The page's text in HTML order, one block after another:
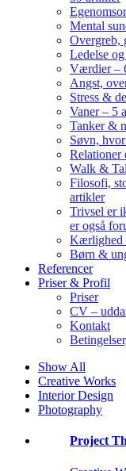
Mental
Overgreb,
Ledelse
Værdier –
Angst,
Stress &
Vaner – 5
Tanker &
Søvn,
Relationer
Walk &
Filosofi,
artikler
Trivsel er
er også
Kærlighed
Børn &
Referencer
Priser & Profil
Priser
CV –
Kontakt
Show All
Creative Works
Interior Design
Photography
Project